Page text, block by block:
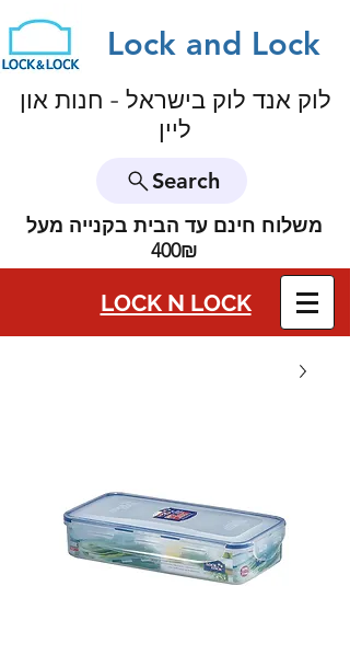
Lock and Lock
לוק אנד לוק בישראל - חנות און
ליין
Search
משלוח חינם עד הבית בקנייה מעל
400₪
LOCK N LOCK